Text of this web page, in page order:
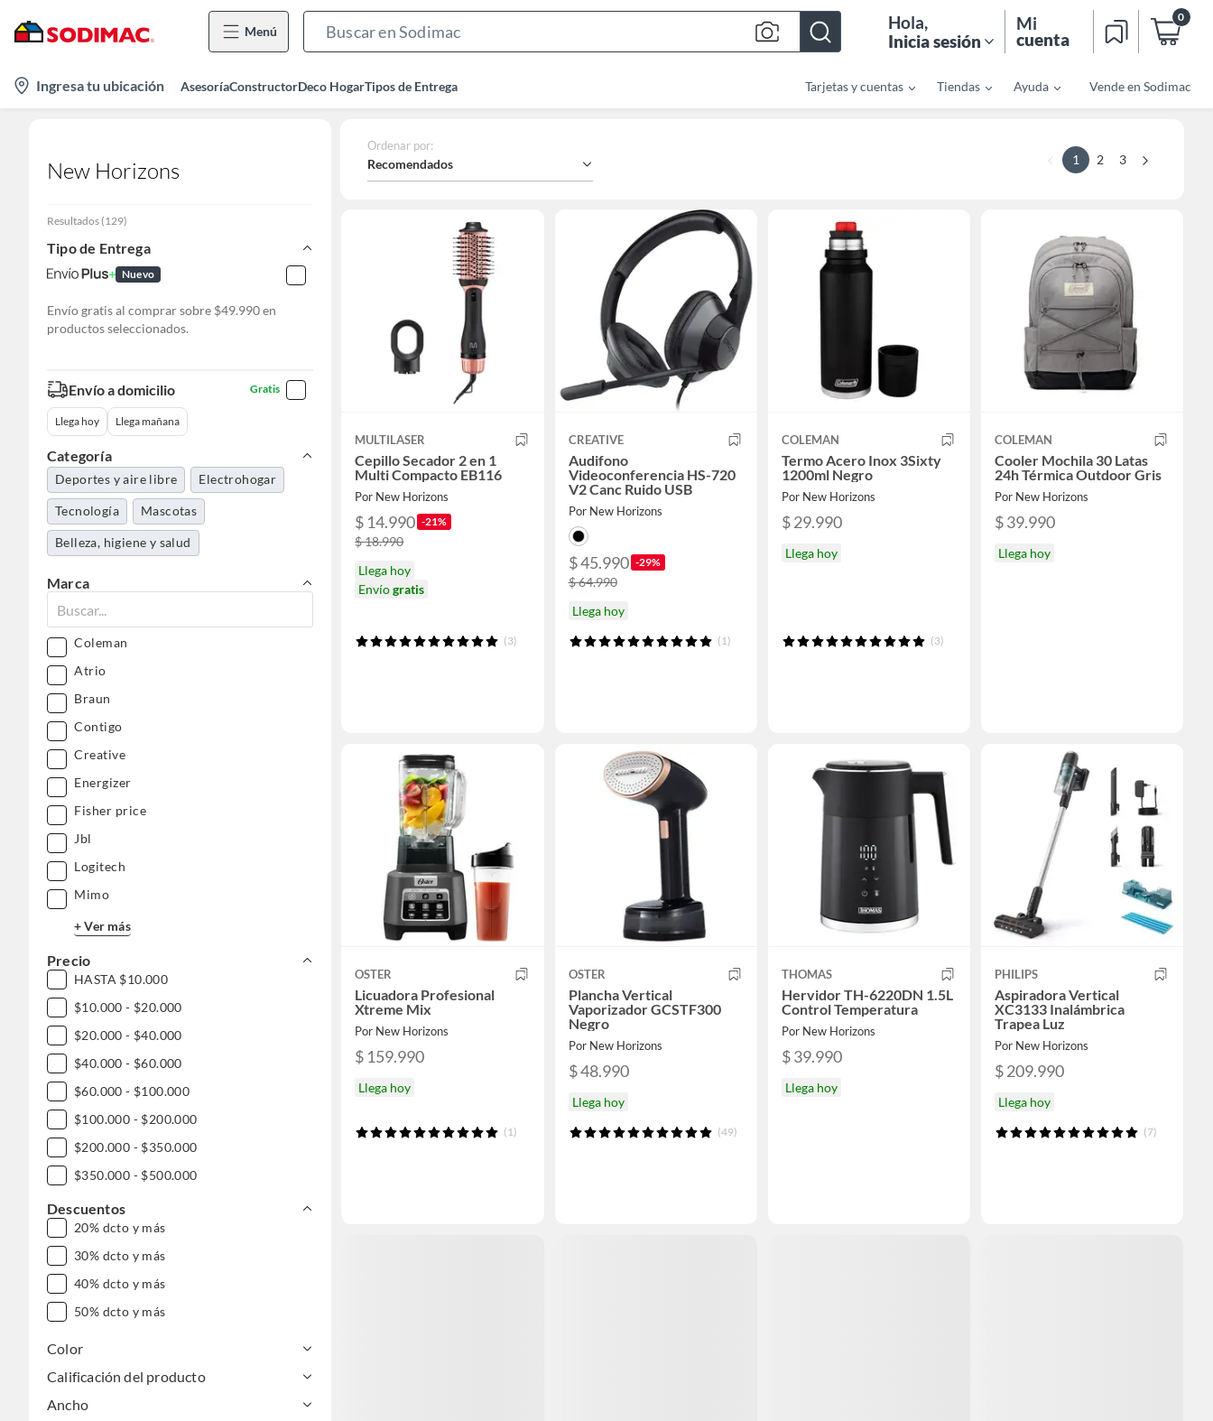
Menú
Bar
Hola,
Inicia sesión
Mi
cuenta
0
location-
icon
Ingresa tu ubicación AsesoríaConstructorDeco HogarTipos de Entrega Tarjetas y cuentas Tiendas Ayuda Vende en Sodimac
New Horizons
Resultados (129)
Tipo de Entrega
Nuevo
Envío gratis al comprar sobre $49.990 en
productos seleccionados.
Envío a domicilio Gratis
Llega hoy Llega mañana
Categoría
Deportes y aire libre Electrohogar
Tecnología Mascotas
Belleza, higiene y salud
Marca
Coleman
Atrio
Braun
Contigo
Creative
Energizer
Fisher price
Jbl
Logitech
Mimo
+ Ver más
Precio
HASTA $10.000
$10.000 - $20.000
$20.000 - $40.000
$40.000 - $60.000
$60.000 - $100.000
$100.000 - $200.000
$200.000 - $350.000
$350.000 - $500.000
$500.000 - $1.000.000
Descuentos
20% dcto y más
30% dcto y más
40% dcto y más
50% dcto y más
Color
Calificación del producto
Ancho
Ordenar por:
Recomendados 1 2 3
MULTILASER
Cepillo Secador 2 en 1
Multi Compacto EB116
Por New Horizons
$ 14.990 -21%
$ 18.990
Llega hoy
Envíogratis
(3)
CREATIVE
Audifono
Videoconferencia HS-720
V2 Canc Ruido USB
Por New Horizons
$ 45.990 -29%
$ 64.990
Llega hoy
(1)
COLEMAN
Termo Acero Inox 3Sixty
1200ml Negro
Por New Horizons
$ 29.990
Llega hoy
(3)
COLEMAN
Cooler Mochila 30 Latas
24h Térmica Outdoor Gris
Por New Horizons
$ 39.990
Llega hoy
OSTER
Licuadora Profesional
Xtreme Mix
Por New Horizons
$ 159.990
Llega hoy
(1)
OSTER
Plancha Vertical
Vaporizador GCSTF300
Negro
Por New Horizons
$ 48.990
Llega hoy
(49)
THOMAS
Hervidor TH-6220DN 1.5L
Control Temperatura
Por New Horizons
$ 39.990
Llega hoy
PHILIPS
Aspiradora Vertical
XC3133 Inalámbrica
Trapea Luz
Por New Horizons
$ 209.990
Llega hoy
(7)